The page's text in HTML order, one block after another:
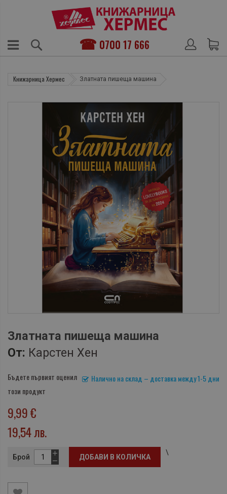
0700 17 666
Книжарница Хермес Златната пишеща машина
Златната пишеща машина
От: Карстен Хен
Налично на склад – доставка между 1-5 дни
Бъдете първият оценил
този продукт
9,99 €
19,54 лв.
Брой ДОБАВИ В КОЛИЧКА
\